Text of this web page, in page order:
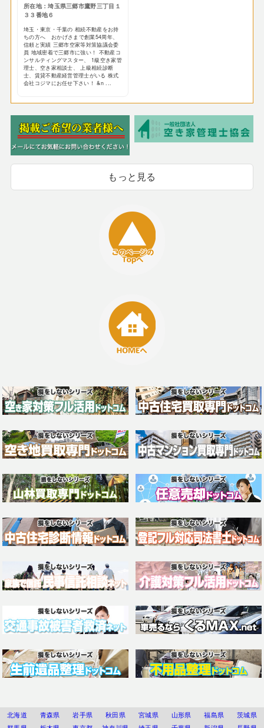
所在地：埼玉県三郷市鷹野三丁目１
３３番地６
埼玉・東京・千葉の 相続不動産をお持
ちの方へ おかげさまで創業54周年、
信頼と実績 三郷市空家等対策協議会委
員 地域密着で三郷市に強い！ 不動産コ
ンサルティングマスター、 1級空き家管
理士、空き家相談士、 上級相続診断
士、賃貸不動産経営管理士がいる 株式
会社コジマにお任せ下さい！ &n ...
もっと見る
北海道 青森県 岩手県 秋田県 宮城県 山形県 福島県
茨城県